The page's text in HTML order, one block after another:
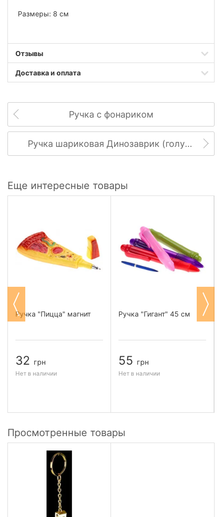
Размеры: 8 см
Отзывы
Доставка и оплата
Ручка с фонариком
Ручка шариковая Динозаврик (голубой)
Еще интересные товары
Ручка "Пицца" магнит
32 грн
Нет в наличии
Ручка "Гигант" 45 см
55 грн
Нет в наличии
Просмотренные товары